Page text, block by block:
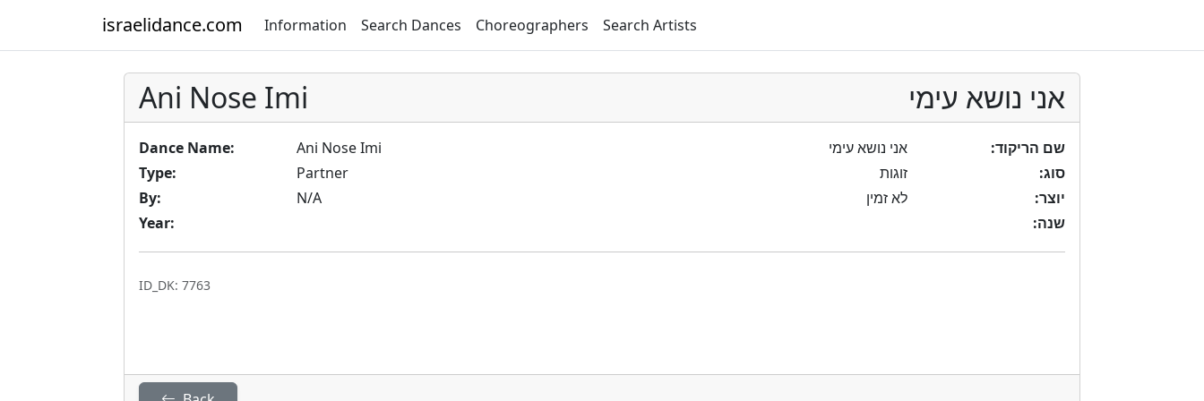
israelidance.com Information Search Dances Choreographers Search Artists
Ani Nose Imi אני נושא עימי
Dance Name:
Ani Nose Imi
Type:
Partner
By:
N/A
Year:
שם הריקוד:
אני נושא עימי
סוג:
זוגות
יוצר:
לא זמין
שנה:
ID_DK: 7763